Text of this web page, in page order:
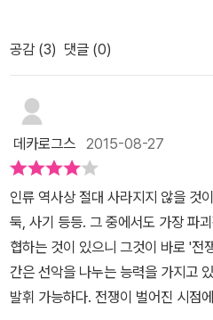
더 멀어지게 만들어 버린 것이다. 책
있는 그것을, 이 전쟁으로 하여 수백 년 뒤에나 닿을 수 있게 되고 말
다 더 질기게 이어질 혹독한 시간. -본문 91쪽 ‘중동의 화
는 이스라엘과 팔레스타인은 오늘까
고, 지구상 유일한 분단국인 한반도
‘전쟁 중’이다. 전쟁은 오늘도 계속
쟁이 완전히 사라지는 순간은 영원
책이 단순한 반전 구호가 아닌 “평화
것도, 빼앗을 수도 없는 삶”에 대해
결국 전쟁은 인간의 욕심이 빚어내는 최
을 이웃 사람들에게 청하는 장면에
도와줄 사람이 있다는 게 한편으로는
바를 하던 여성은 피투성이가 되어
성을 보자 본능적으로 문을 잠그고
그 피투성이 여자는 그녀를 쫓아오
을 맞는다. 사실 그 알바하던 여성이
더 제대로 일했다면. 편의점 본사가
지킬 궁리를 좀 더 일찍 했더라면.
자본주의 국가가 우리나라로구나 하
좀비물을 보는 듯한 기분도 들었는
기를 나눌 때 어떤 이는 '저럴 땐 군
게 말했다. 살아남는데엔 편하겠지
록 독재자가 있는 나라이지만, 이
성실하게, 아름답게 꾸려가고 있었답
은 소년의 다리에 폭탄의 파편을
사자만 꿈을 잃은 건 아닙니다.이 전
교사 임명 직전에 이 전쟁에 자원했
소중한 이곳의 아이들을 지키기 위한
이 그 아이들에게 해방을 줄 거라고
이 주장했던 것처럼 이 전쟁은 위대
요. 많은 사람들이 그리 생각했을 겁
들도 그랬을 겁니다. 참으로 어려운
과 우정을 나누며 평화를 바라는 일
는 상황에 하나둘 소식마저 멀어졌다
는 일에 대한 자괴감으로 이어졌고,
목수학교에 들어갔다. 이천십이년,
수공사 같은 곳에 잡부로 들어가 맨
화재보수기술자가 되어 일을 하고
「글과그림」 동인...으로 『문제아』,
숙.그림 그리는 사람. 아무것도 먹지
좋겠다고 말한다. 그림 그리는 것으
잡으면 고통스러운 대결을 놓지 못
것, 그것을 외면하지 않고 그 극한의
로워질 수 있는. 그러하기에 그의 작
공감 (3) 댓글 (0)
데카로그스 2015-08-27
인류 역사상 절대 사라지지 않을 것
둑, 사기 등등. 그 중에서도 가장 파
협하는 것이 있으니 그것이 바로 '전쟁'이다. 전쟁은 왜 끔
간은 선악을 나누는 능력을 가지고
발휘 가능하다. 전쟁이 벌어진 시점